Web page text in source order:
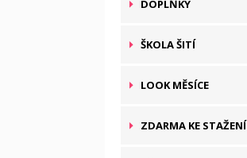
DOPLŇKY
ŠKOLA ŠITÍ
LOOK MĚSÍCE
ZDARMA KE STAŽENÍ